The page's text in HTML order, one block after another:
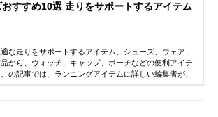
すすめ10選 走りをサポートするアイテム
な走りをサポートするアイテム。シューズ、ウェア、
から、ウォッチ、キャップ、ポーチなどの便利アイテ
の記事では、ランニングアイテムに詳しい編集者が、